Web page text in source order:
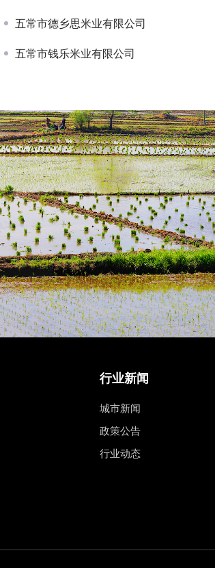
五常市德乡思米业有限公司
五常市钱乐米业有限公司
行业新闻
城市新闻
政策公告
行业动态